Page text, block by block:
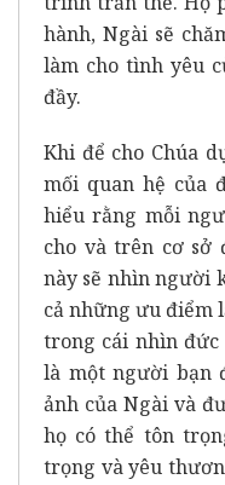
hành, Ngài sẽ
làm cho tình yêu
đầy.
Khi để cho Chúa
mối quan hệ của
hiểu rằng mỗi
cho và trên cơ sở
này sẽ nhìn người
cả những ưu điểm
trong cái nhìn
là một người bạn
ảnh của Ngài và
họ có thể tôn
trọng và yêu